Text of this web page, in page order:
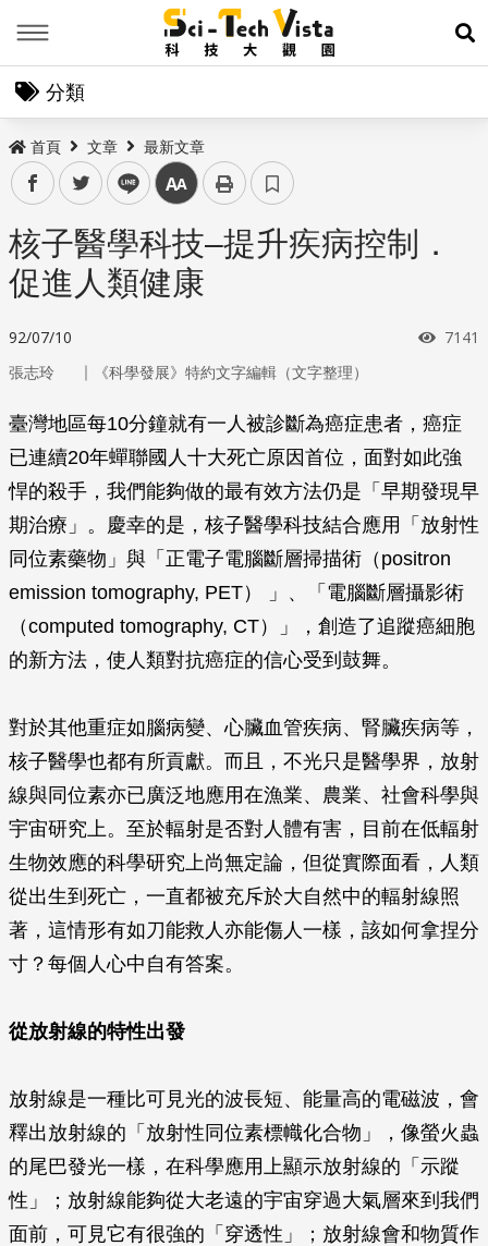
展
分類
首頁 文章 最新文章
facebooktwitter line 中
核子醫學科技–提升疾病控制．
促進人類健康
92/07/10 瀏覽
7141
張志玲 ｜ 《科學發展》特約文字編輯（文字整理）
臺灣地區每10分鐘就有一人被診斷為癌症患者，癌症
已連續20年蟬聯國人十大死亡原因首位，面對如此強
悍的殺手，我們能夠做的最有效方法仍是「早期發現早
期治療」。慶幸的是，核子醫學科技結合應用「放射性
同位素藥物」與「正電子電腦斷層掃描術（positron
emission tomography, PET） 」、「電腦斷層攝影術
（computed tomography, CT）」，創造了追蹤癌細胞
的新方法，使人類對抗癌症的信心受到鼓舞。
對於其他重症如腦病變、心臟血管疾病、腎臟疾病等，
核子醫學也都有所貢獻。而且，不光只是醫學界，放射
線與同位素亦已廣泛地應用在漁業、農業、社會科學與
宇宙研究上。至於輻射是否對人體有害，目前在低輻射
生物效應的科學研究上尚無定論，但從實際面看，人類
從出生到死亡，一直都被充斥於大自然中的輻射線照
著，這情形有如刀能救人亦能傷人一樣，該如何拿捏分
寸？每個人心中自有答案。
從放射線的特性出發
放射線是一種比可見光的波長短、能量高的電磁波，會
釋出放射線的「放射性同位素標幟化合物」，像螢火蟲
的尾巴發光一樣，在科學應用上顯示放射線的「示蹤
性」；放射線能夠從大老遠的宇宙穿過大氣層來到我們
面前，可見它有很強的「穿透性」；放射線會和物質作